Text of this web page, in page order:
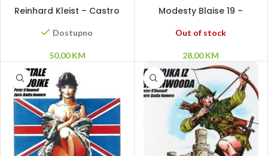
Reinhard Kleist – Castro
Dostupno
50,00KM
Modesty Blaise 19 –
Out of stock
28,00KM